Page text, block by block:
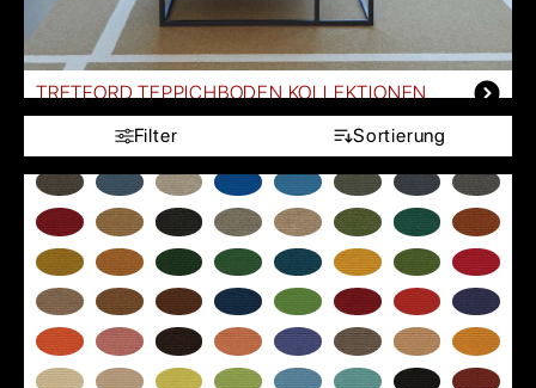
TRETFORD TEPPICHBODEN KOLLEKTIONEN
Filter
Sortierung